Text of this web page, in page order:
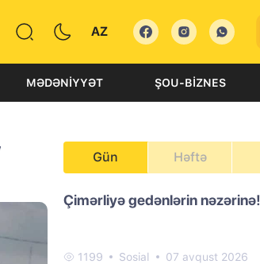
AZ
MƏDƏNIYYƏT ŞOU-BIZNES
Gün Həftə
Çimərliyə gedənlərin nəzərinə!
1199 Sosial 07 avqust 2026